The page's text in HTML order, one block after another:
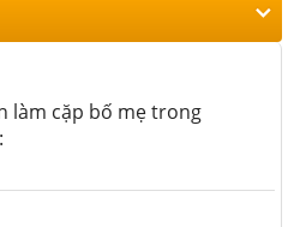
làm cặp bố mẹ trong